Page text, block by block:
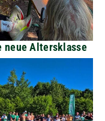
neue Altersklasse